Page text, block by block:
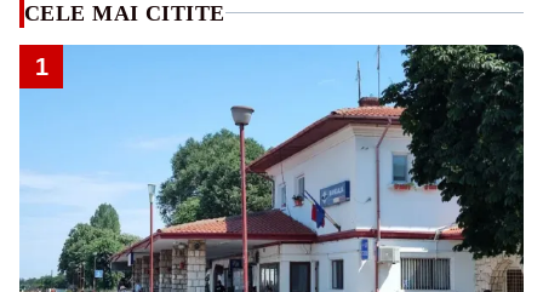
CELE MAI CITITE
1